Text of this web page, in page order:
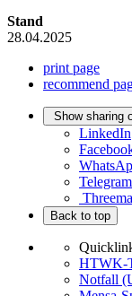
Stand
28.04.2025
print page
recommend
Show sharing
LinkedIn
Telegram
Threema
Back to top
HTWK-
Notfall